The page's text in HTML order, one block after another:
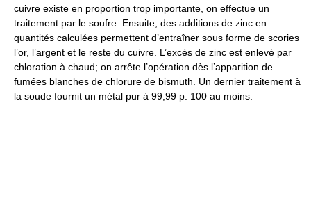
cuivre existe en proportion trop importante, on effectue un
traitement par le soufre. Ensuite, des additions de zinc en
quantités calculées permettent d’entraîner sous forme de scories
l’or, l’argent et le reste du cuivre. L’excès de zinc est enlevé par
chloration à chaud; on arrête l’opération dès l’apparition de
fumées blanches de chlorure de bismuth. Un dernier traitement à
la soude fournit un métal pur à 99,99 p. 100 au moins.